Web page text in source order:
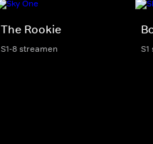
The Rookie
S1-8 streamen